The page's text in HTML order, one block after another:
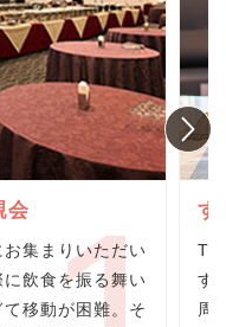
会
集まりいただい
飲食を振る舞い
移動が困難。そ
す
す
周